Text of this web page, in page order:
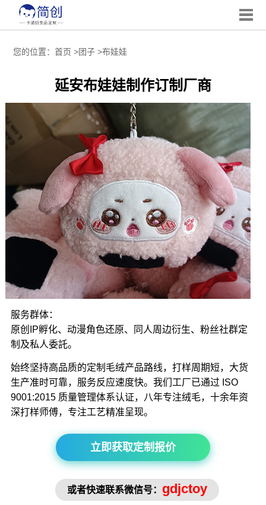
您的位置： 首页 >团子>布娃娃
延安布娃娃制作订制厂商
服务群体：
原创IP孵化、动漫角色还原、同人周边衍生、粉丝社群定
制及私人委託。
始终坚持高品质的定制毛绒产品路线，打样周期短，大货
生产准时可靠，服务反应速度快。我们工厂已通过 ISO
9001:2015 质量管理体系认证，八年专注绒毛，十余年资
深打样师傅，专注工艺精准呈现。
立即获取定制报价
或者快速联系微信号： gdjctoy